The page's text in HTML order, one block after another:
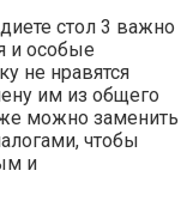
стол 3 важно
и особые
не нравятся
им из общего
можно заменить
чтобы
и